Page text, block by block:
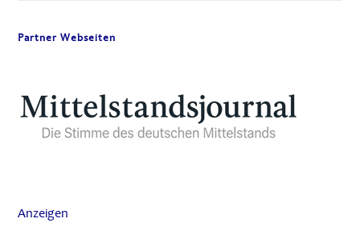
Partner Webseiten
Anzeigen